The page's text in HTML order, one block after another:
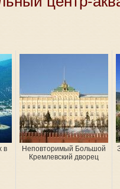
в
Неповторимый Большой
Кремлевский дворец